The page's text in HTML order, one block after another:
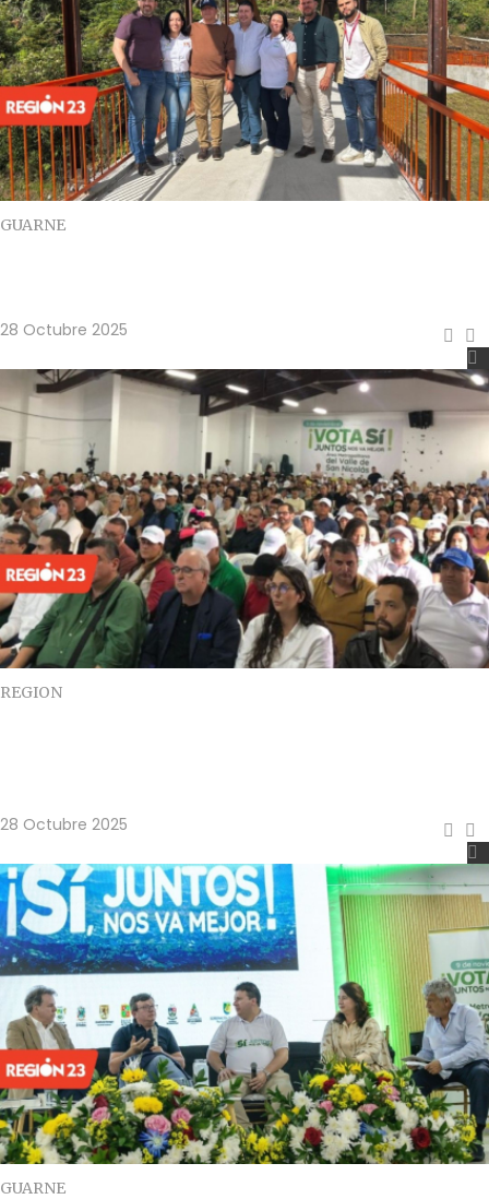
GUARNE
28 Octubre 2025
REGION
28 Octubre 2025
GUARNE